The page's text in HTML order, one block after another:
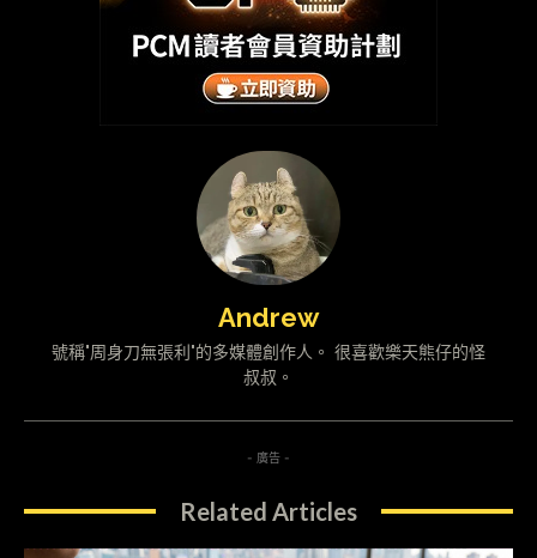
Andrew
號稱"周身刀無張利"的多媒體創作人。 很喜歡樂天熊仔的怪
叔叔。
- 廣告 -
Related Articles